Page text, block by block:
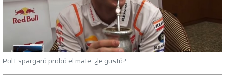
Pol Espargaró probó el mate: ¿le gustó?